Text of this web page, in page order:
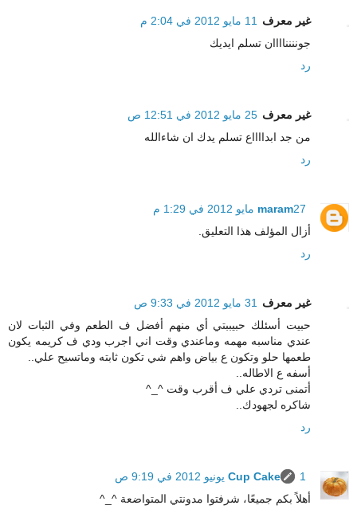
غير معرف
11 مايو 2012 في 2:04 م
جونننناااان تسلم ايديك
رد
غير معرف 25 مايو 2012 في 12:51 ص
من جد ابدااااع تسلم يدك ان شاءالله
رد
maram27 مايو 2012 في 1:29 م
أزال المؤلف هذا التعليق.
رد
غير معرف
31 مايو 2012 في 9:33 ص
حبيت أسئلك حبيببتي أي منهم أفضل ف الطعم وفي الثبات لان
عندي مناسبه مهمه وماعندي وقت اني اجرب ودي ف كريمه يكون
طعمها حلو وتكون ع بياض واهم شي تكون ثابته وماتسيح علي..
أسفه ع الاطاله..
أتمنى تردي علي ف أقرب وقت ^_^
شاكره لجهودك..
رد
Cup Cake
1 يونيو 2012 في 9:19 ص
أهلاً بكم جميعًا، شرفتوا مدونتي المتواضعة ^_^